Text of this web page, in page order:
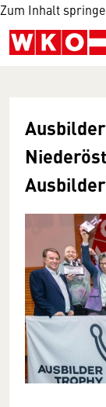
Zum Inhalt